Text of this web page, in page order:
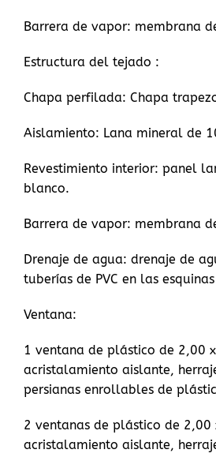
Barrera de vapor: membrana
Estructura del tejado :
Chapa perfilada: Chapa
Aislamiento: Lana mineral de
Revestimiento interior: panel
blanco.
Barrera de vapor: membrana
Drenaje de agua: drenaje de
tuberías de PVC en las
Ventana:
1 ventana de plástico de 2,00
acristalamiento aislante,
persianas enrollables de
2 ventanas de plástico de 2,00
acristalamiento aislante,